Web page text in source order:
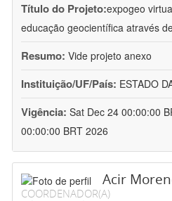
Título do Projeto:expogeo
educação geocientífica através
Resumo: Vide projeto anexo
Instituição/UF/País: ESTADO
Vigência: Sat Dec 24 00:00:00
00:00:00 BRT 2026
Acir
COORDENADOR(A)